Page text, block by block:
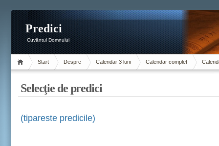
Predici
Cuvântul Domnului
Start Despre Calendar 3 luni Calendar complet
Selecţie de predici
(tipareste predicile)